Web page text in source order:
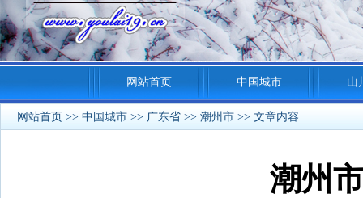
网站首页 中国城市 山
网站首页 >> 中国城市 >> 广东省 >> 潮州市 >> 文章内容
潮州